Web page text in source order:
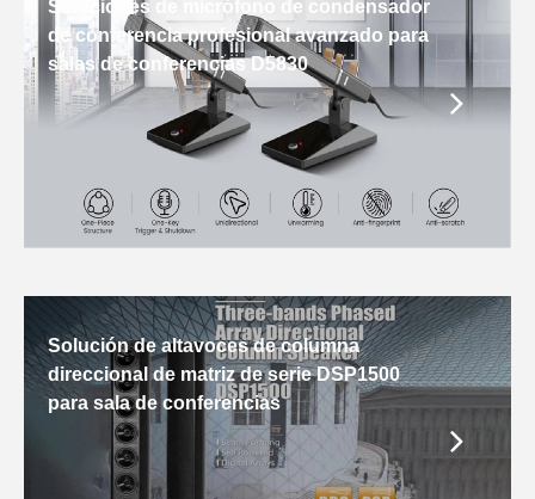
Soluciones de micrófono de condensador
de conferencia profesional avanzado para
salas de conferencias D5830
Solución de altavoces de columna
direccional de matriz de serie DSP1500
para sala de conferencias